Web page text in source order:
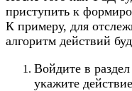
приступить к
К примеру, для
алгоритм действий
Войдите в
укажите